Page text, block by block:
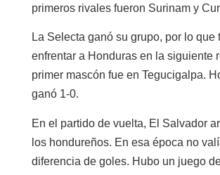
primeros rivales fueron Surinam y
La Selecta ganó su grupo, por lo que
enfrentar a Honduras en la siguiente
primer mascón fue en Tegucigalpa.
ganó 1-0.
En el partido de vuelta, El Salvador
los hondureños. En esa época no
diferencia de goles. Hubo un juego